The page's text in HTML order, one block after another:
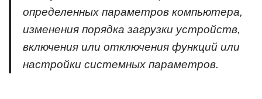
определенных параметров компьютера,
изменения порядка загрузки устройств,
включения или отключения функций или
настройки системных параметров.